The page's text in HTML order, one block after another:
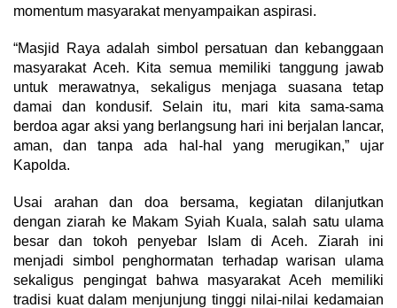
momentum masyarakat menyampaikan aspirasi.
“Masjid Raya adalah simbol persatuan dan kebanggaan
masyarakat Aceh. Kita semua memiliki tanggung jawab
untuk merawatnya, sekaligus menjaga suasana tetap
damai dan kondusif. Selain itu, mari kita sama-sama
berdoa agar aksi yang berlangsung hari ini berjalan lancar,
aman, dan tanpa ada hal-hal yang merugikan,” ujar
Kapolda.
Usai arahan dan doa bersama, kegiatan dilanjutkan
dengan ziarah ke Makam Syiah Kuala, salah satu ulama
besar dan tokoh penyebar Islam di Aceh. Ziarah ini
menjadi simbol penghormatan terhadap warisan ulama
sekaligus pengingat bahwa masyarakat Aceh memiliki
tradisi kuat dalam menjunjung tinggi nilai-nilai kedamaian